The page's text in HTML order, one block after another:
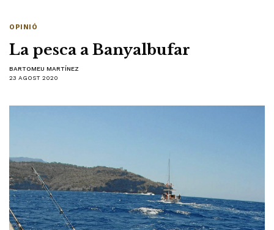
OPINIÓ
La pesca a Banyalbufar
BARTOMEU MARTÍNEZ
23 AGOST 2020